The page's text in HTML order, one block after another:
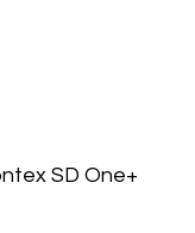
SD One+